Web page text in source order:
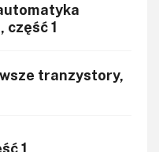
część 1
tranzystory,
1